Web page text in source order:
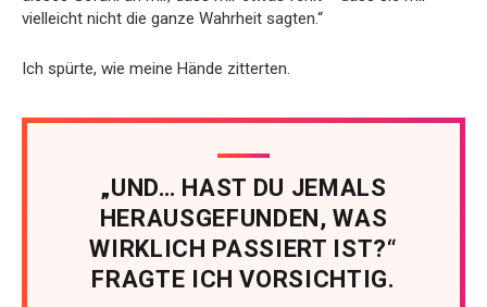
vielleicht nicht die ganze Wahrheit sagten.“
Ich spürte, wie meine Hände zitterten.
„UND… HAST DU JEMALS
HERAUSGEFUNDEN, WAS
WIRKLICH PASSIERT IST?“
FRAGTE ICH VORSICHTIG.